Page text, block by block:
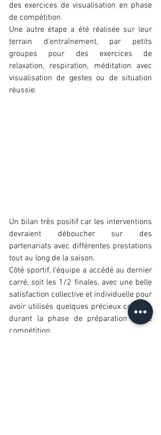
des exercices de visualisation en phase
de compétition.
Une autre étape a été réalisée sur leur
terrain d’entraînement, par petits
groupes pour des exercices de
relaxation, respiration, méditation avec
visualisation de gestes ou de situation
réussie.
Un bilan très positif car les interventions
devraient déboucher sur des
partenariats avec différentes prestations
tout au long de la saison.
Côté sportif, l’équipe a accédé au dernier
carré, soit les 1/2 finales, avec une belle
satisfaction collective et individuelle pour
avoir utilisés quelques précieux conseils
durant la phase de préparation et de
compétition.